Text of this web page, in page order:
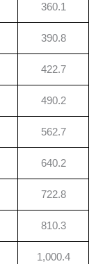
360.1
390.8
422.7
490.2
562.7
640.2
722.8
810.3
1,000.4